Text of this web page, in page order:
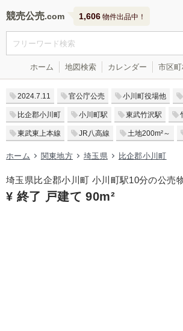
競売公売 1,606 物件出品中！
ホーム 地図検索 カレンダー 市区町
2024.7.11 官公庁公売 小川町役場他
比企郡小川町 小川町駅 東武竹沢駅
東武東上本線 JR八高線 土地200m²～
ホーム 関東地方 埼玉県 比企郡小川町
埼玉県比企郡小川町 小川町駅10分の公売
¥ 終了 戸建て 90m²